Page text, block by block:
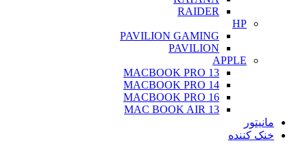
RAIDER
HP
PAVILION GAMING
PAVILION
APPLE
MACBOOK PRO 13
MACBOOK PRO 14
MACBOOK PRO 16
MAC BOOK AIR 13
مانیتور
خنک کننده